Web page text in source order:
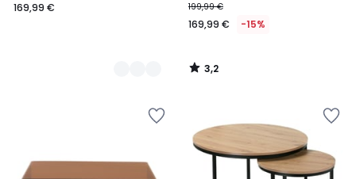
€.
169,99 € 199,99 €
169,99 € -15%
3,2
/